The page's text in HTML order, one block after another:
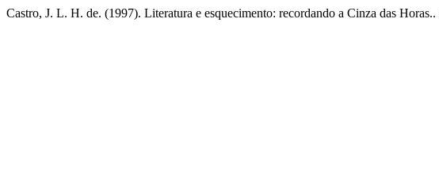
Castro, J. L. H. de. (1997). Literatura e esquecimento: recordando a Cinza das Horas..